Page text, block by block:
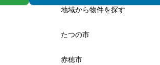
地域から物件を探す
たつの市
赤穂市